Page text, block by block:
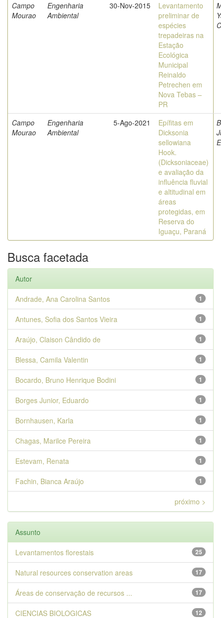
Campo
Mourao
Engenharia
Ambiental
30-Nov-2015
Levantamento
preliminar de
espécies
trepadeiras na
Estação
Ecológica
Municipal
Reinaldo
Petrechen em
Nova Tebas –
PR
Campo
Mourao
Engenharia
Ambiental
5-Ago-2021
Epífitas em
Dicksonia
sellowiana
Hook.
(Dicksoniaceae)
e avaliação da
influência fluvial
e altitudinal em
áreas
protegidas, em
Reserva do
Iguaçu, Paraná
Busca facetada
Autor
1
Andrade, Ana Carolina Santos
1
Antunes, Sofia dos Santos Vieira
1
Araújo, Claison Cândido de
1
Blessa, Camila Valentin
1
Bocardo, Bruno Henrique Bodini
1
Borges Junior, Eduardo
1
Bornhausen, Karla
1
Chagas, Marilce Pereira
1
Estevam, Renata
1
Fachin, Bianca Araújo
próximo >
Assunto
25
Levantamentos florestais
17
Natural resources conservation areas
17
Áreas de conservação de recursos ...
12
CIENCIAS BIOLOGICAS